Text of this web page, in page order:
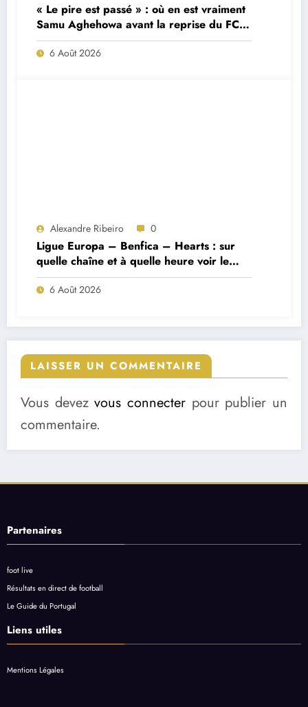
« Le pire est passé » : où en est vraiment
Samu Aghehowa avant la reprise du FC
Porto ?
6 Août 2026
Alexandre Ribeiro 0
Ligue Europa – Benfica – Hearts : sur
quelle chaîne et à quelle heure voir le
match ?
6 Août 2026
LAISSER UN COMMENTAIRE
Vous devezvous connecter pour publier un
commentaire.
Partenaires
foot live
Résultats en direct de football
Le Guide du Portugal
Liens utiles
Mentions Légales